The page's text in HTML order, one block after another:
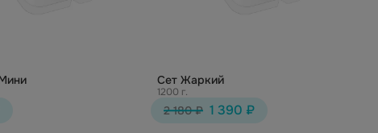
Сет Жаркий
1200 г.
2 180 ₽ 1 390 ₽